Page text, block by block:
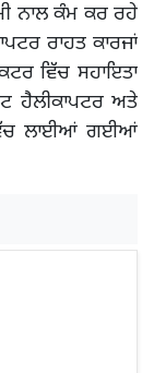
ਨਾਲ ਕੰਮ ਕਰ ਰਹੇ
ਰਾਹਤ ਕਾਰਜਾਂ
ਵਿੱਚ ਸਹਾਇਤਾ
ਹੈਲੀਕਾਪਟਰ ਅਤੇ
ਲਾਈਆਂ ਗਈਆਂ